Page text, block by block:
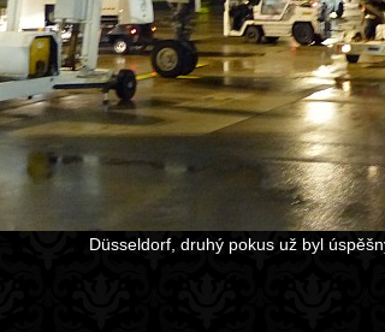
Düsseldorf, druhý pokus už byl